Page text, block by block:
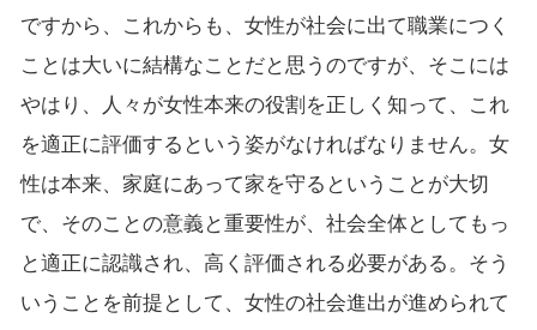
ですから、これからも、女性が社会に出て職業につく
ことは大いに結構なことだと思うのですが、そこには
やはり、人々が女性本来の役割を正しく知って、これ
を適正に評価するという姿がなければなりません。女
性は本来、家庭にあって家を守るということが大切
で、そのことの意義と重要性が、社会全体としてもっ
と適正に認識され、高く評価される必要がある。そう
いうことを前提として、女性の社会進出が進められて